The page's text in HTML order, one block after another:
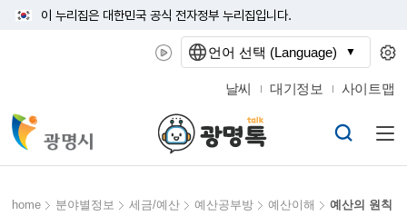
이 누리집은 대한민국 공식 전자정부 누리집입니다.
날씨 대기정보 사이트맵
home 분야별정보 세금/예산 예산공부방 예산이해 예산의 원칙
언어 선택 (Language)